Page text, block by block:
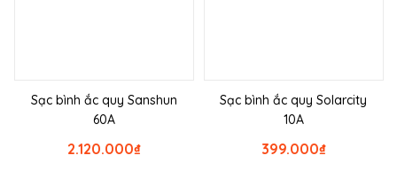
Sạc bình ắc quy Sanshun
60A
₫
2.120.000
Sạc bình ắc quy Solarcity
10A
₫
399.000